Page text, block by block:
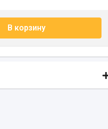
В корзину